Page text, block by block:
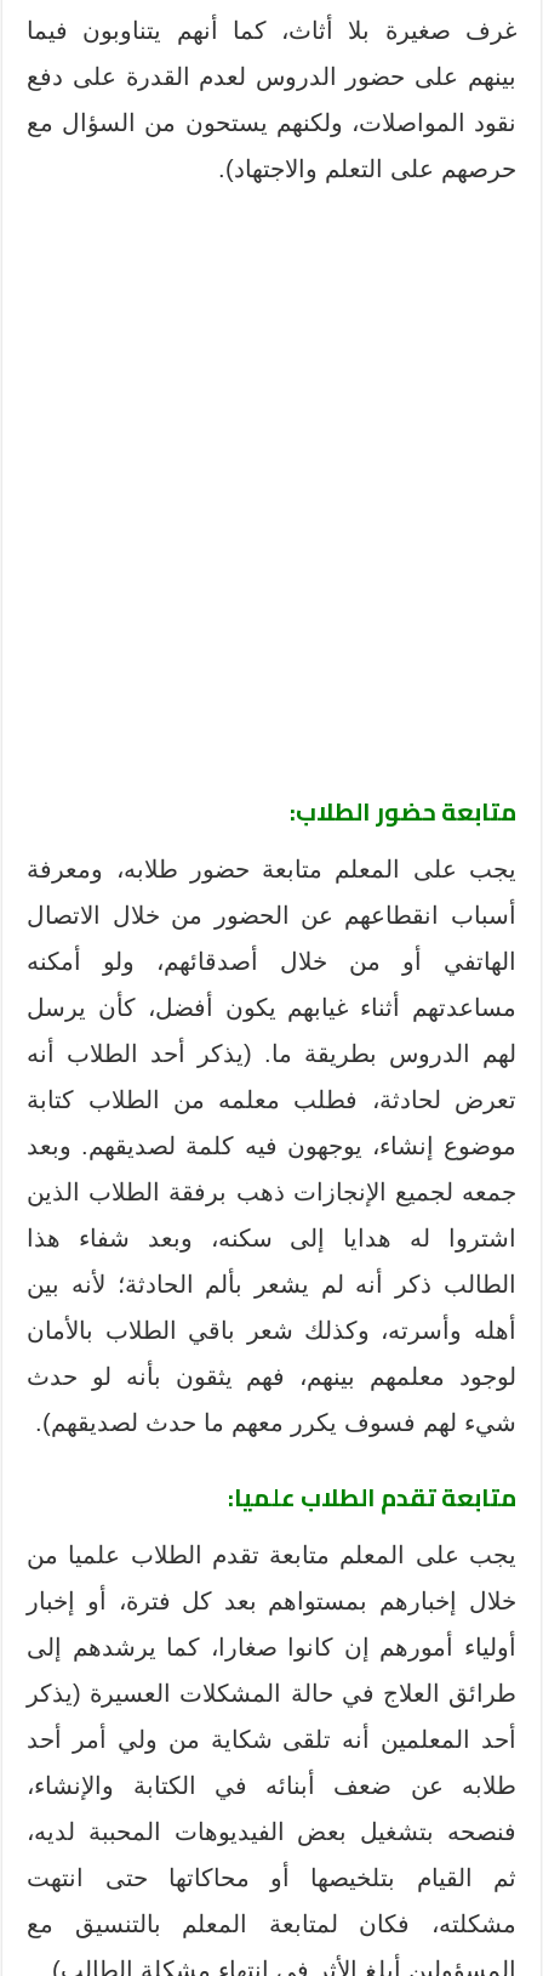
غرف صغيرة بلا أثاث، كما أنهم يتناوبون فيما
بينهم على حضور الدروس لعدم القدرة على دفع
نقود المواصلات، ولكنهم يستحون من السؤال مع
حرصهم على التعلم والاجتهاد).
متابعة حضور الطلاب:
يجب على المعلم متابعة حضور طلابه، ومعرفة
أسباب انقطاعهم عن الحضور من خلال الاتصال
الهاتفي أو من خلال أصدقائهم، ولو أمكنه
مساعدتهم أثناء غيابهم يكون أفضل، كأن يرسل
لهم الدروس بطريقة ما. (يذكر أحد الطلاب أنه
تعرض لحادثة، فطلب معلمه من الطلاب كتابة
موضوع إنشاء، يوجهون فيه كلمة لصديقهم. وبعد
جمعه لجميع الإنجازات ذهب برفقة الطلاب الذين
اشتروا له هدايا إلى سكنه، وبعد شفاء هذا
الطالب ذكر أنه لم يشعر بألم الحادثة؛ لأنه بين
أهله وأسرته، وكذلك شعر باقي الطلاب بالأمان
لوجود معلمهم بينهم، فهم يثقون بأنه لو حدث
شيء لهم فسوف يكرر معهم ما حدث لصديقهم).
متابعة تقدم الطلاب علميا:
يجب على المعلم متابعة تقدم الطلاب علميا من
خلال إخبارهم بمستواهم بعد كل فترة، أو إخبار
أولياء أمورهم إن كانوا صغارا، كما يرشدهم إلى
طرائق العلاج في حالة المشكلات العسيرة (يذكر
أحد المعلمين أنه تلقى شكاية من ولي أمر أحد
طلابه عن ضعف أبنائه في الكتابة والإنشاء،
فنصحه بتشغيل بعض الفيديوهات المحببة لديه،
ثم القيام بتلخيصها أو محاكاتها حتى انتهت
مشكلته، فكان لمتابعة المعلم بالتنسيق مع
المسؤولين أبلغ الأثر في انتهاء مشكلة الطالب).